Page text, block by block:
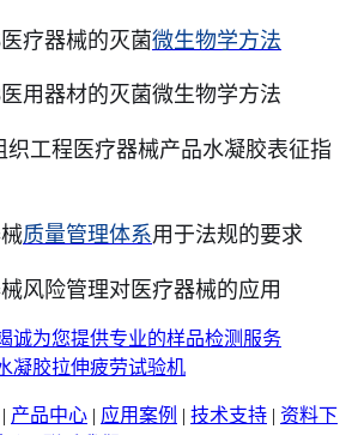
疗器械的灭菌微生物学方法
医用器材的灭菌微生物学方法
织工程医疗器械产品水凝胶表征指
质量管理体系用于法规的要求
风险管理对医疗器械的应用
诚为您提供专业的样品检测服务
凝胶拉伸疲劳试验机
| 产品中心 | 应用案例 | 技术支持 | 资料下